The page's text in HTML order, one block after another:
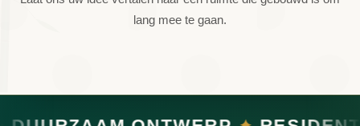
lang mee te gaan.